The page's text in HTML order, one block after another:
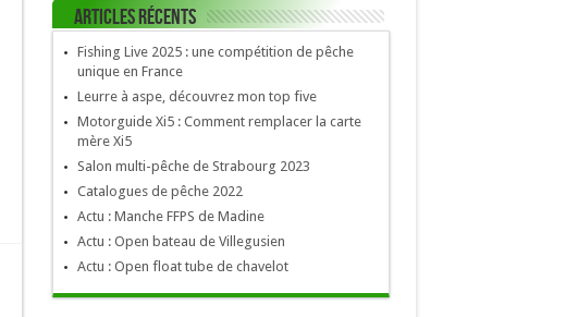
Articles récents
Fishing Live 2025 : une compétition de pêche
unique en France
Leurre à aspe, découvrez mon top five
Motorguide Xi5 : Comment remplacer la carte
mère Xi5
Salon multi-pêche de Strabourg 2023
Catalogues de pêche 2022
Actu : Manche FFPS de Madine
Actu : Open bateau de Villegusien
Actu : Open float tube de chavelot